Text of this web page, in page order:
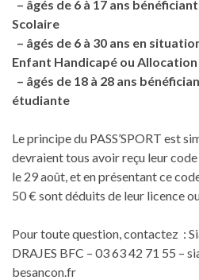
– âgés de 6 à 17 ans
Scolaire
– âgés de 6 à 30 ans en
Enfant Handicapé ou
– âgés de 18 à 28 ans
étudiante
Le principe du PASS’SPORT est
devraient tous avoir reçu leur code
le 29 août, et en présentant ce
50 € sont déduits de leur licence
Pour toute question, contactez :
DRAJES BFC – 03 63 42 71 55 –
besancon.fr